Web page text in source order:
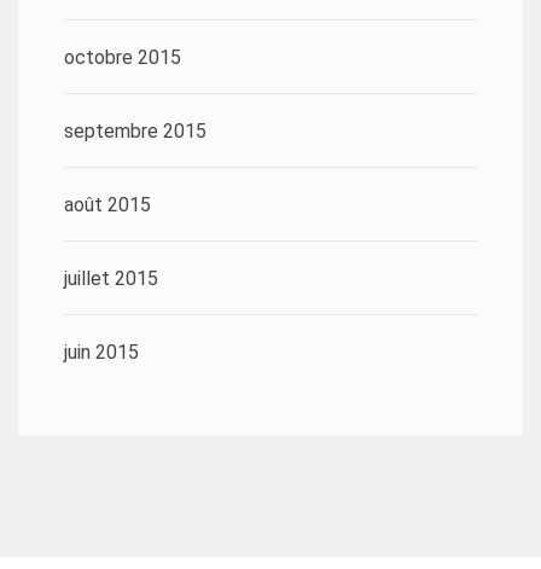
octobre 2015
septembre 2015
août 2015
juillet 2015
juin 2015